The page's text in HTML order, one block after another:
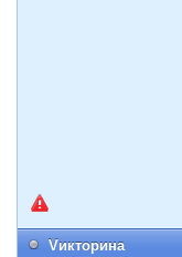
Vикторина